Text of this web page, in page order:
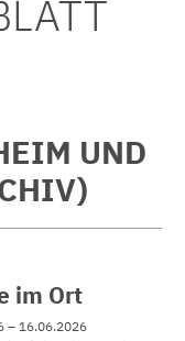
UND
im Ort
– 16.06.2026